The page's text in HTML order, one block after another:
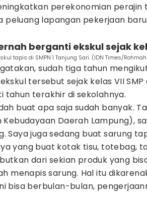
perekonomian perajin
peluang lapangan pekerjaan
berganti ekskul sejak
tapis di SMPN 1 Tanjung Sari. (IDN Times/
sudah tiga tahun
tersebut sejak kelas VII
tahun terakhir di sekolahnya.
buat apa saja sudah banyak.
Kebudayaan Daerah Lampung),
Saya juga sedang buat sarung
yang buat kotak tisu, totebag,
dari sekian produk yang
menapis sarung. Hal itu
bisa berbulan-bulan,